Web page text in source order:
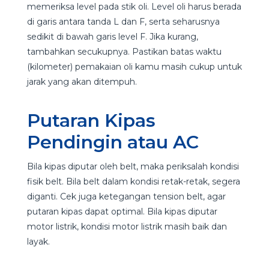
memeriksa level pada stik oli. Level oli harus berada
di garis antara tanda L dan F, serta seharusnya
sedikit di bawah garis level F. Jika kurang,
tambahkan secukupnya. Pastikan batas waktu
(kilometer) pemakaian oli kamu masih cukup untuk
jarak yang akan ditempuh.
Putaran Kipas
Pendingin atau AC
Bila kipas diputar oleh belt, maka periksalah kondisi
fisik belt. Bila belt dalam kondisi retak-retak, segera
diganti. Cek juga ketegangan tension belt, agar
putaran kipas dapat optimal. Bila kipas diputar
motor listrik, kondisi motor listrik masih baik dan
layak.